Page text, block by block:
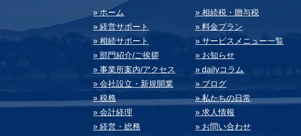
​» ホーム
» 経営サポート
» 相続サポート
» 部⾨紹介/ご挨拶
» 事業所案内/アクセス
» 会社設⽴・新規開業
» 税務
» 会計経理
» 経営・総務
​» 相続税・贈与税
» 料⾦プラン
» サービスメニュー⼀覧
» お知らせ
» dailyコラム
» ブログ
» 私たちの⽇常
» 求⼈情報
» お問い合わせ